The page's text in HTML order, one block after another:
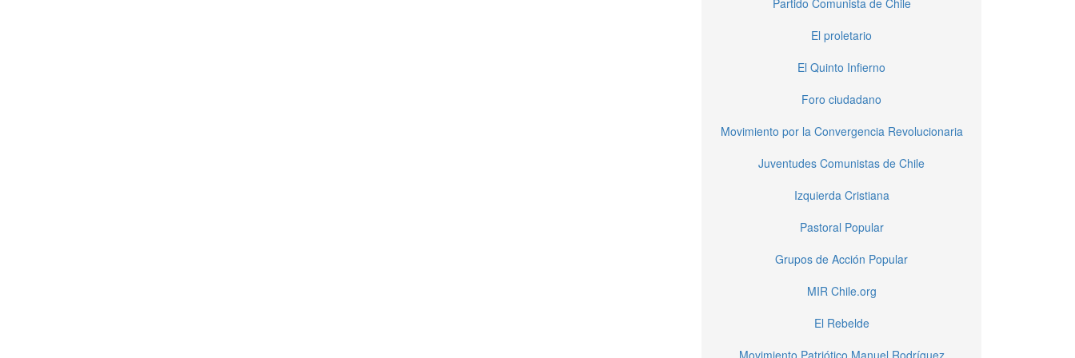
El proletario
El Quinto Infierno
Foro ciudadano
Movimiento por la Convergencia Revolucionaria
Juventudes Comunistas de Chile
Izquierda Cristiana
Pastoral Popular
Grupos de Acción Popular
MIR Chile.org
El Rebelde
Movimiento Patriótico Manuel Rodríguez